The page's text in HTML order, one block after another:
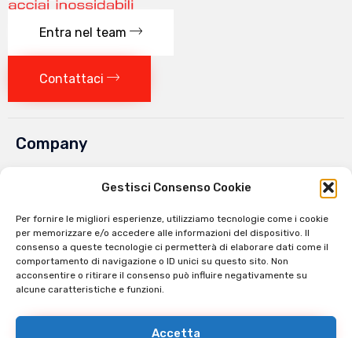
Gestisci Consenso Cookie
Per fornire le migliori esperienze, utilizziamo tecnologie come i cookie
per memorizzare e/o accedere alle informazioni del dispositivo. Il
consenso a queste tecnologie ci permetterà di elaborare dati come il
comportamento di navigazione o ID unici su questo sito. Non
acconsentire o ritirare il consenso può influire negativamente su
alcune caratteristiche e funzioni.
Accetta
Entra nel team
Contattaci
Company
Contatti
Cookie Policy (UE)
Catalogo Prodotti
Raccorderia Gas Filettata